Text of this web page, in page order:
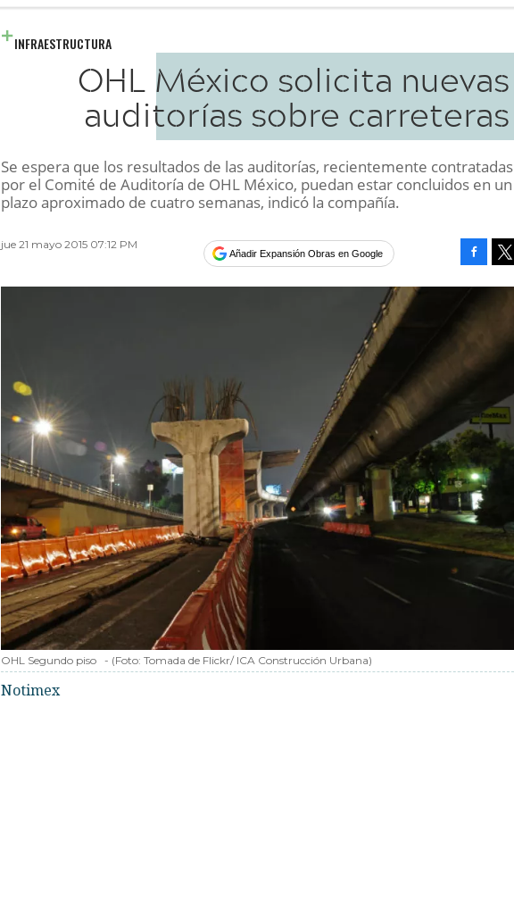
INFRAESTRUCTURA
OHL México solicita nuevas
auditorías sobre carreteras
Se espera que los resultados de las auditorías, recientemente contratadas
por el Comité de Auditoría de OHL México, puedan estar concluidos en un
plazo aproximado de cuatro semanas, indicó la compañía.
jue 21 mayo 2015 07:12 PM
Añadir Expansión Obras en Google
OHL Segundo piso - (Foto: Tomada de Flickr/ ICA Construcción Urbana)
Notimex